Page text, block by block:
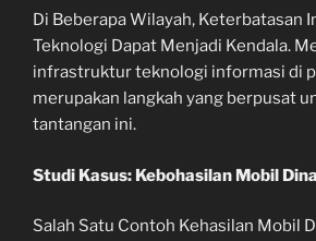
Di Beberapa Wilayah, Keterbatasan
Teknologi Dapat Menjadi Kendala.
infrastruktur teknologi informasi di
merupakan langkah yang berpusat
tantangan ini.
Studi Kasus: Kebohasilan Mobil
Salah Satu Contoh Kehasilan Mobil